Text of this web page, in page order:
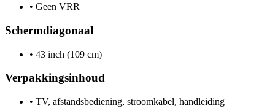
• Geen VRR
Schermdiagonaal
• 43 inch (109 cm)
Verpakkingsinhoud
• TV, afstandsbediening, stroomkabel, handleiding